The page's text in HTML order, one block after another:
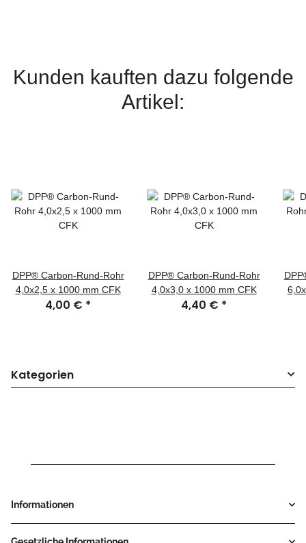
Kunden kauften dazu folgende
Artikel:
DPP® Carbon-Rund-Rohr
4,0x2,5 x 1000 mm CFK
4,00 € *
DPP® Carbon-Rund-Rohr
4,0x3,0 x 1000 mm CFK
4,40 € *
Kategorien
Informationen